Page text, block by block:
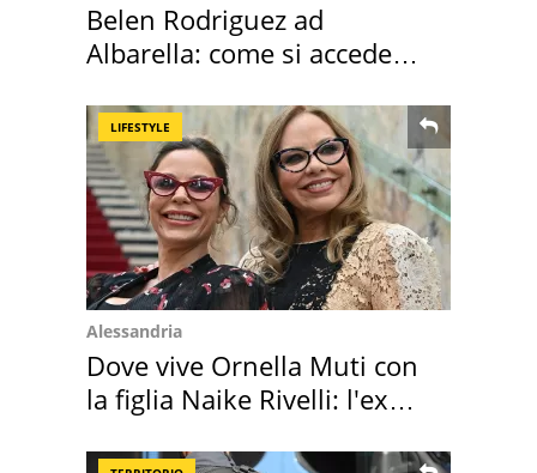
Belen Rodriguez ad
Albarella: come si accede
LIFESTYLE
Alessandria
Dove vive Ornella Muti con
la figlia Naike Rivelli: l'ex